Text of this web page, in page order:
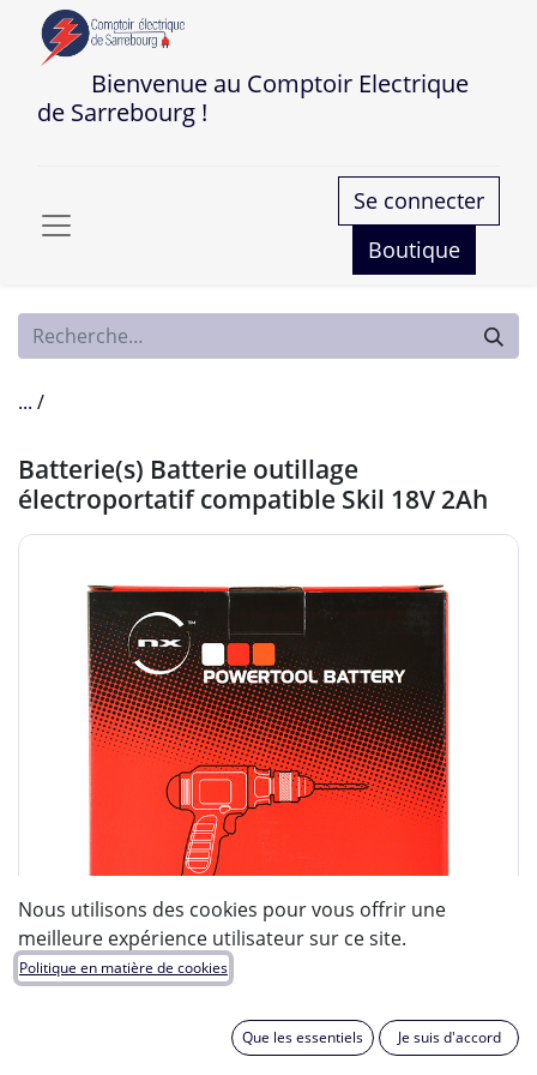
Bienvenue au Comptoir Electrique
de Sarrebourg !
Se connecter
Boutique
... /
Batterie(s) Batterie outillage
électroportatif compatible Skil 18V 2Ah
Nous utilisons des cookies pour vous offrir une
meilleure expérience utilisateur sur ce site.
Politique en matière de cookies
Que les essentiels Je suis d'accord